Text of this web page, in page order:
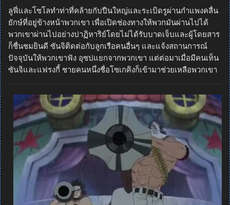
ลูฟี่และโซโลทำท่าที่คล้ายกับปืนใหญ่และระเบิดรูผ่านกำแพงคลื่น
ยักษ์ที่อยู่ข้างหน้าพวกเขา เพื่อเปิดช่องทางให้พวกมันผ่านไปได้
พวกเขาผ่านไปอย่างปาฏิหาริย์โดยไม่ได้รับบาดเจ็บและผู้โดยสาร
ก็ชื่นชมยินดี ซันจิติดต่อกับลูกเรือคนอื่นๆ และแจ้งสถานการณ์
ปัจจุบันให้พวกเขาฟัง อุซปแยกจากพวกเขา แต่ต่อมาเมื่อมีคนเห็น
ซันจิและแฟรงกี้ ชายคนหนึ่งชื่อโซเกคิงก็เข้ามาช่วยเหลือพวกเขา